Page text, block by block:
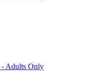
- Adults Only